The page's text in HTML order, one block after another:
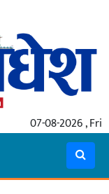
07-08-2026 , Fri